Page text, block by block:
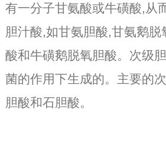
有一分子甘氨酸或牛磺酸,从
胆汁酸,如甘氨胆酸,甘氨鹅脱
酸和牛磺鹅脱氧胆酸。次级
菌的作用下生成的。主要的
胆酸和石胆酸。